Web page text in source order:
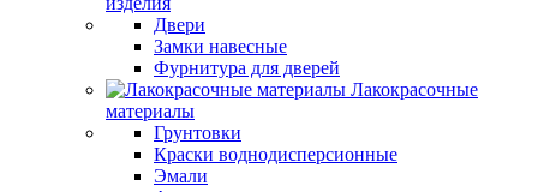
Двери
Замки навесные
Фурнитура для дверей
Лакокрасочные
материалы
Грунтовки
Краски воднодисперсионные
Эмали